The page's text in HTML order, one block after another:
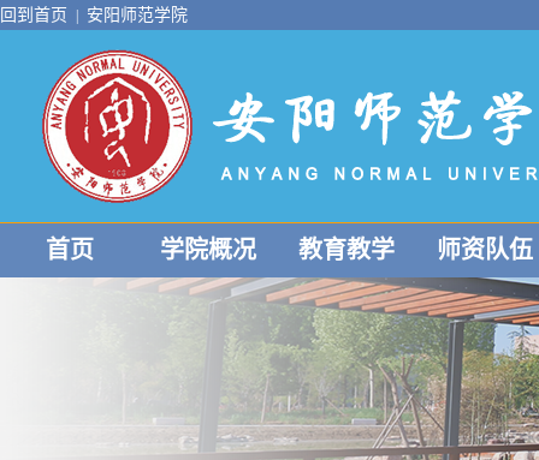
回到首页 安阳师范学院
首页 学院概况 教育教学 师资队伍